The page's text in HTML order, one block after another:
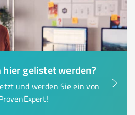
gelistet werden?
und werden Sie ein von